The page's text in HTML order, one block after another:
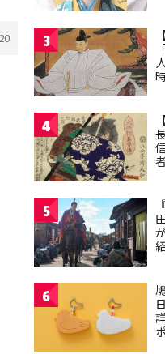
3
4
5
6